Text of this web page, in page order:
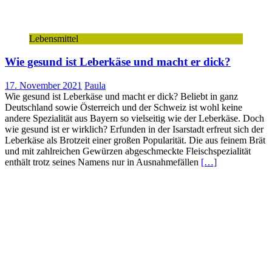
Lebensmittel
Wie gesund ist Leberkäse und macht er dick?
17. November 2021 Paula
Wie gesund ist Leberkäse und macht er dick? Beliebt in ganz
Deutschland sowie Österreich und der Schweiz ist wohl keine
andere Spezialität aus Bayern so vielseitig wie der Leberkäse. Doch
wie gesund ist er wirklich? Erfunden in der Isarstadt erfreut sich der
Leberkäse als Brotzeit einer großen Popularität. Die aus feinem Brät
und mit zahlreichen Gewürzen abgeschmeckte Fleischspezialität
enthält trotz seines Namens nur in Ausnahmefällen […]